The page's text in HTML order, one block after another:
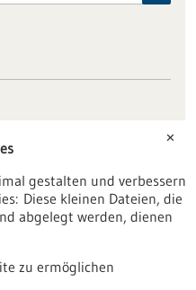
✕
gestalten und verbessern
Diese kleinen Dateien, die
abgelegt werden, dienen
zu ermöglichen